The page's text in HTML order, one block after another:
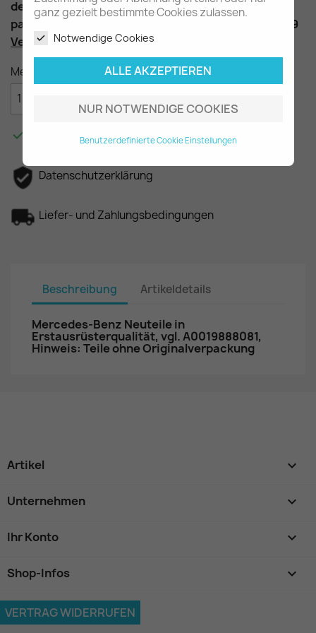
ganz gezielt bestimmte Cookies zulassen.
Notwendige Cookies
ALLE AKZEPTIEREN
NUR NOTWENDIGE COOKIES
Benutzerdefinierte Cookie Einstellungen
der Zierleisten a. d. Kotflügel
passend im W202, W203, W208, W210, W215, W639
Vergleichsnummer: A0019888081 A0019887681
Menge
 Am Lager - In 2-3 Tagen bei Ihnen.
Datenschutzerklärung
Liefer- und Zahlungsbedingungen
Beschreibung Artikeldetails
Mercedes-Benz Neuteile in
Erstausrüsterqualität, vgl. A0019888081,
Hinweis: Teile ohne Originalverpackung
Artikel 
Unternehmen 
Ihr Konto 
Shop-Infos keyboard_arrow_down
VERTRAG WIDERRUFEN